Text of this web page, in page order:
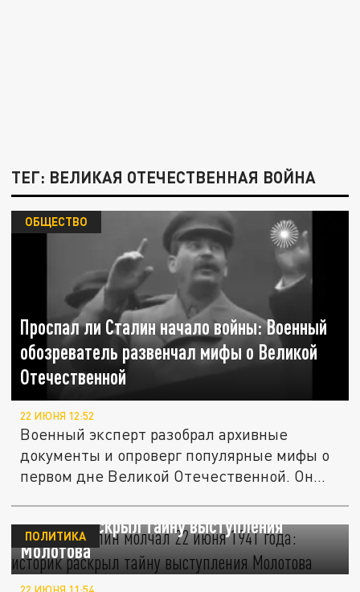
ТЕГ: ВЕЛИКАЯ ОТЕЧЕСТВЕННАЯ ВОЙНА
Проспал ли Сталин начало войны: Военный
обозреватель развенчал мифы о Великой
Отечественной
ОБЩЕСТВО
22 ИЮНЯ 12:52
Военный эксперт разобрал архивные
документы и опроверг популярные мифы о
первом дне Великой Отечественной. Он...
Почему Сталин молчал 22 июня 1941 года:
историк раскрыл тайну выступления
Молотова
ПОЛИТИКА